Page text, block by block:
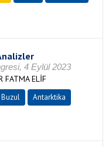
4 Eylül 2023
FATMA ELİF
Buzul
Antarktika